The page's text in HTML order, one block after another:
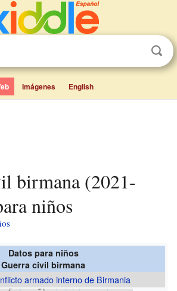
Imágenes English
niños
Datos para niños
Guerra civil birmana
armado interno de Birmania